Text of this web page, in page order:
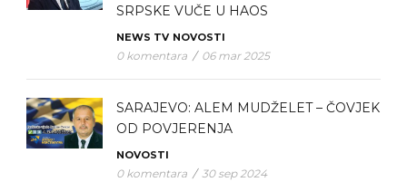
SRPSKE VUČE U HAOS
NEWS TV NOVOSTI
0 komentara / 06 mar 2025
SARAJEVO: ALEM MUDŽELET – ČOVJEK
OD POVJERENJA
NOVOSTI
0 komentara / 30 sep 2024